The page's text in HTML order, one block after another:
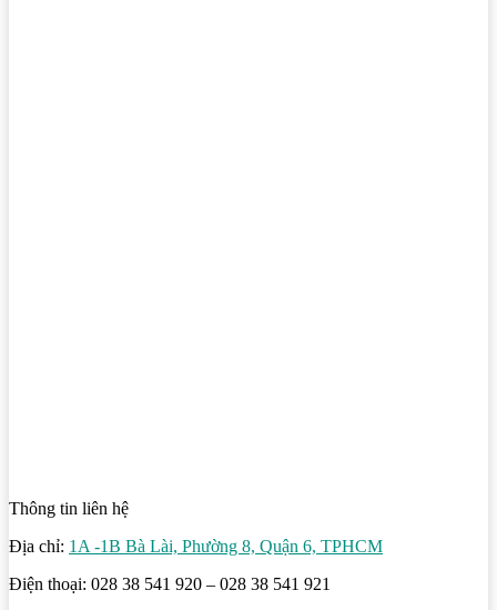
Thông tin liên hệ
Địa chỉ: 1A -1B Bà Lài, Phường 8, Quận 6, TPHCM
Điện thoại: 028 38 541 920 – 028 38 541 921